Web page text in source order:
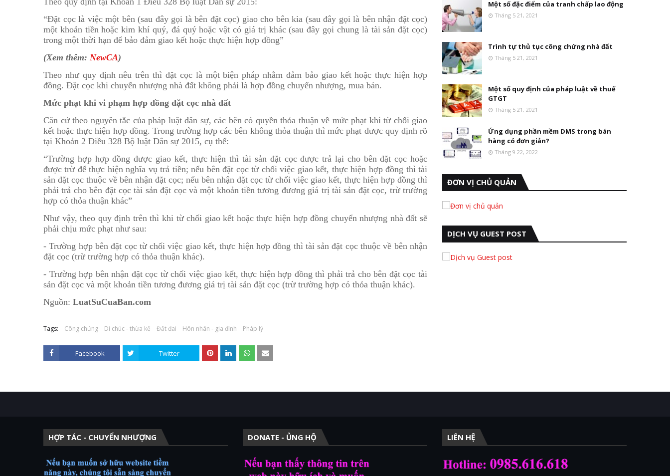
“Đặt cọc là việc một bên (sau đây gọi là bên đặt cọc) giao cho bên kia (sau đây gọi là bên nhận đặt cọc)
một khoản tiền hoặc kim khí quý, đá quý hoặc vật có giá trị khác (sau đây gọi chung là tài sản đặt cọc)
trong một thời hạn để bảo đảm giao kết hoặc thực hiện hợp đồng”
(Xem thêm: NewCA)
Theo như quy định nêu trên thì đặt cọc là một biện pháp nhằm đảm bảo giao kết hoặc thực hiện hợp
đồng. Đặt cọc khi chuyển nhượng nhà đất không phải là hợp đồng chuyển nhượng, mua bán.
Mức phạt khi vi phạm hợp đồng đặt cọc nhà đất
Căn cứ theo nguyên tắc của pháp luật dân sự, các bên có quyền thỏa thuận về mức phạt khi từ chối giao
kết hoặc thực hiện hợp đồng. Trong trường hợp các bên không thỏa thuận thì mức phạt được quy định rõ
tại Khoản 2 Điều 328 Bộ luật Dân sự 2015, cụ thể:
“Trường hợp hợp đồng được giao kết, thực hiện thì tài sản đặt cọc được trả lại cho bên đặt cọc hoặc
được trừ để thực hiện nghĩa vụ trả tiền; nếu bên đặt cọc từ chối việc giao kết, thực hiện hợp đồng thì tài
sản đặt cọc thuộc về bên nhận đặt cọc; nếu bên nhận đặt cọc từ chối việc giao kết, thực hiện hợp đồng thì
phải trả cho bên đặt cọc tài sản đặt cọc và một khoản tiền tương đương giá trị tài sản đặt cọc, trừ trường
hợp có thỏa thuận khác”
Như vậy, theo quy định trên thì khi từ chối giao kết hoặc thực hiện hợp đồng chuyển nhượng nhà đất sẽ
phải chịu mức phạt như sau:
- Trường hợp bên đặt cọc từ chối việc giao kết, thực hiện hợp đồng thì tài sản đặt cọc thuộc về bên nhận
đặt cọc (trừ trường hợp có thỏa thuận khác).
- Trường hợp bên nhận đặt cọc từ chối việc giao kết, thực hiện hợp đồng thì phải trả cho bên đặt cọc tài
sản đặt cọc và một khoản tiền tương đương giá trị tài sản đặt cọc (trừ trường hợp có thỏa thuận khác).
Nguồn: LuatSuCuaBan.com
Tags: Công chứng Di chúc - thừa kế Đất đai Hôn nhân - gia đình Pháp lý
Facebook Twitter
Một số đặc điểm của tranh chấp lao động
Tháng 5 21, 2021
Trình tự thủ tục công chứng nhà đất
Tháng 5 21, 2021
Một số quy định của pháp luật về thuế
GTGT
Tháng 5 21, 2021
Ứng dụng phần mềm DMS trong bán
hàng có đơn giản?
Tháng 9 22, 2022
ĐƠN VỊ CHỦ QUẢN
DỊCH VỤ GUEST POST
HỢP TÁC - CHUYỂN NHƯỢNG DONATE - ỦNG HỘ LIÊN HỆ